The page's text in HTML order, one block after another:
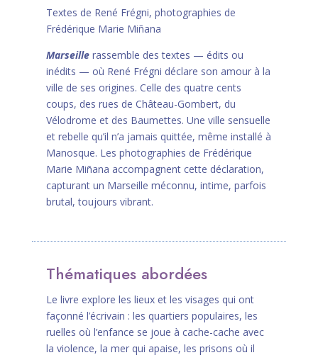
Textes de René Frégni, photographies de
Frédérique Marie Miñana
Marseillerassemble des textes — édits ou
inédits — où René Frégni déclare son amour à la
ville de ses origines. Celle des quatre cents
coups, des rues de Château-Gombert, du
Vélodrome et des Baumettes. Une ville sensuelle
et rebelle qu’il n’a jamais quittée, même installé à
Manosque. Les photographies de Frédérique
Marie Miñana accompagnent cette déclaration,
capturant un Marseille méconnu, intime, parfois
brutal, toujours vibrant.
Thématiques abordées
Le livre explore les lieux et les visages qui ont
façonné l’écrivain : les quartiers populaires, les
ruelles où l’enfance se joue à cache-cache avec
la violence, la mer qui apaise, les prisons où il